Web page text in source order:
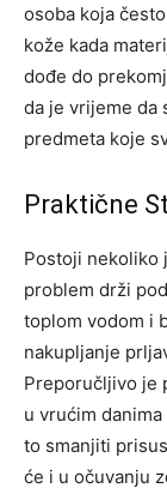
osoba koja
kože kada
dođe do
da je vrijeme da
predmeta koje
Praktične
Postoji nekoliko
problem drži
toplom vodom i
nakupljanje
Preporučljivo je
u vrućim
to smanjiti
će i u očuvanju